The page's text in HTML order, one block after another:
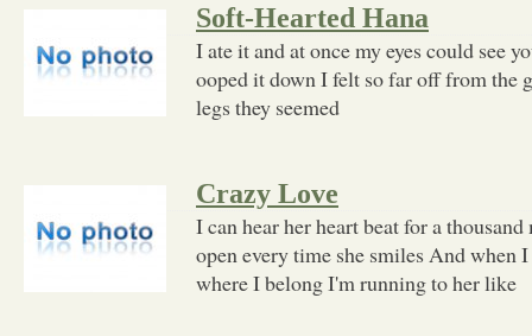
Soft-Hearted Hana
I ate it and at once my eyes could see
ooped it down I felt so far off from the
legs they seemed
Crazy Love
I can hear her heart beat for a
open every time she smiles And when
where I belong I'm running to her like